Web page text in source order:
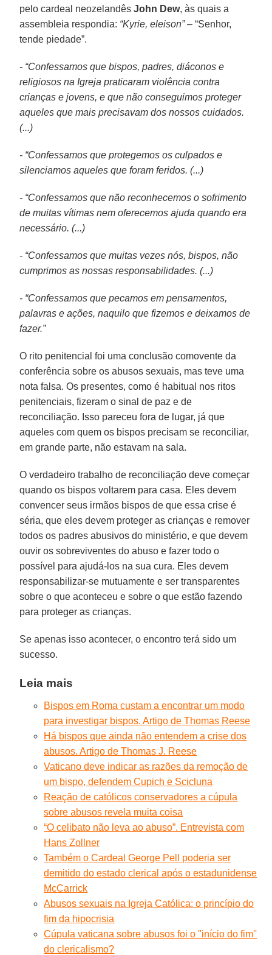
pelo cardeal neozelandêsJohn Dew, às quais a
assembleia respondia: “Kyrie, eleison”– “Senhor,
tende piedade”.
- “Confessamos que bispos, padres, diáconos e
religiosos na Igreja praticaram violência contra
crianças e jovens, e que não conseguimos proteger
aqueles que mais precisavam dos nossos cuidados.
(...)
- “Confessamos que protegemos os culpados e
silenciamos aqueles que foram feridos. (...)
- “Confessamos que não reconhecemos o sofrimento
de muitas vítimas nem oferecemos ajuda quando era
necessário. (...)
- “Confessamos que muitas vezes nós, bispos, não
cumprimos as nossas responsabilidades. (...)
- “Confessamos que pecamos em pensamentos,
palavras e ações, naquilo que fizemos e deixamos de
fazer.”
O rito penitencial foi uma conclusão comovente da
conferência sobre os abusos sexuais, mas teve uma
nota falsa. Os presentes, como é habitual nos ritos
penitenciais, fizeram o sinal de paz e de
reconciliação. Isso pareceu fora de lugar, já que
aqueles com quem os bispos precisam se reconciliar,
em grande parte, não estavam na sala.
O verdadeiro trabalho de reconciliação deve começar
quando os bispos voltarem para casa. Eles devem
convencer seus irmãos bispos de que essa crise é
séria, que eles devem proteger as crianças e remover
todos os padres abusivos do ministério, e que devem
ouvir os sobreviventes do abuso e fazer todo o
possível para ajudá-los na sua cura. Eles devem
responsabilizar-se mutuamente e ser transparentes
sobre o que aconteceu e sobre o que estão fazendo
para proteger as crianças.
Se apenas isso acontecer, o encontro terá sido um
sucesso.
Leia mais
Bispos em Roma custam a encontrar um modo
para investigar bispos. Artigo de Thomas Reese
Há bispos que ainda não entendem a crise dos
abusos. Artigo de Thomas J. Reese
Vaticano deve indicar as razões da remoção de
um bispo, defendem Cupich e Scicluna
Reação de católicos conservadores a cúpula
sobre abusos revela muita coisa
“O celibato não leva ao abuso”. Entrevista com
Hans Zollner
Também o Cardeal George Pell poderia ser
demitido do estado clerical após o estadunidense
McCarrick
Abusos sexuais na Igreja Católica: o princípio do
fim da hipocrisia
Cúpula vaticana sobre abusos foi o ''início do fim''
do clericalismo?